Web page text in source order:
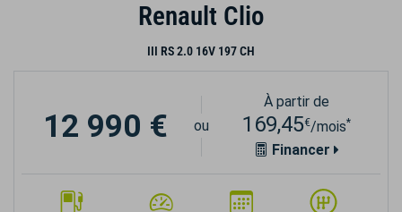
Renault Clio
III RS 2.0 16V 197 CH
12 990 € ou
À partir de
169,45€/mois*
Financer